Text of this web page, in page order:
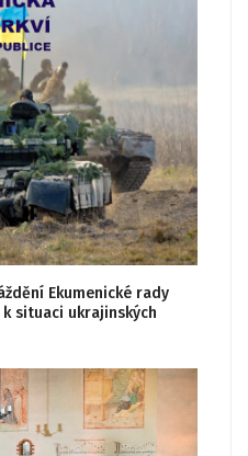
Ekumenické rady
situaci ukrajinských